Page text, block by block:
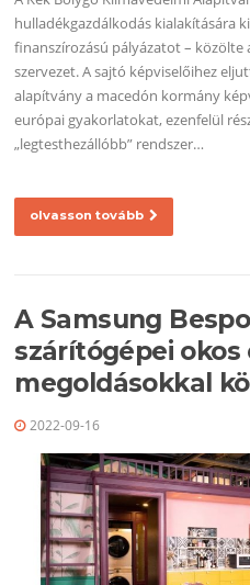
hulladékgazdálkodás kialakítására
finanszírozású pályázatot –
szervezet. A sajtó képviselőihez
alapítvány a macedón kormány
európai gyakorlatokat, ezenfelül
„legtesthezállóbb” rendszer…
olvasson tovább
A Samsung
szárítógépei
megoldásokkal
2022-09-16